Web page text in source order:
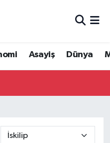
Asayiş Dünya
ve Fikstür